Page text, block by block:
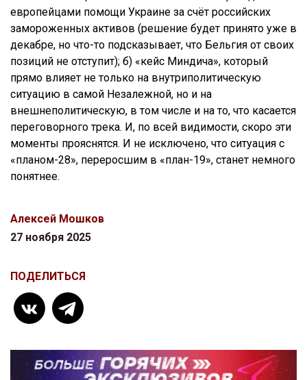
европейцами помощи Украине за счёт российских
замороженных активов (решение будет принято уже в
декабре, но что-то подсказывает, что Бельгия от своих
позиций не отступит); б) «кейс Миндича», который
прямо влияет не только на внутриполитическую
ситуацию в самой Незалежной, но и на
внешнеполитическую, в том числе и на то, что касается
переговорного трека. И, по всей видимости, скоро эти
моменты прояснятся. И не исключено, что ситуация с
«планом-28», переросшим в «план-19», станет немного
понятнее.
Алексей Мошков
27 ноября 2025
ПОДЕЛИТЬСЯ